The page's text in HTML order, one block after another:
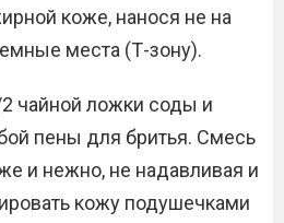
коже, нанося не на
места (Т-зону).
чайной ложки соды и
пены для бритья. Смесь
и нежно, не надавливая и
кожу подушечками